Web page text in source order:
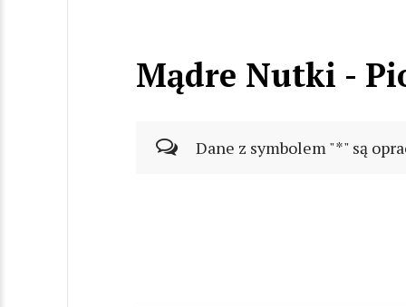
Mądre Nutki -
Dane z symbolem "*" są